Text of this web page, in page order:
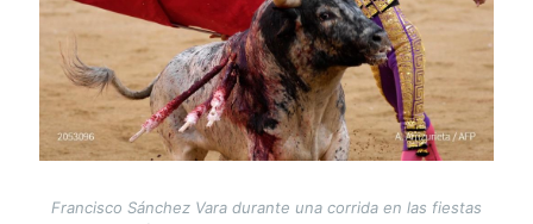
Francisco Sánchez Vara durante una corrida en las fiestas